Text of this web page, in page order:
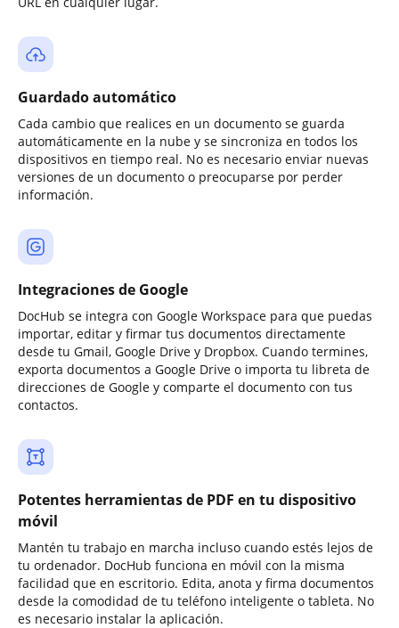
Guardado automático
Cada cambio que realices en un documento se guarda
automáticamente en la nube y se sincroniza en todos los
dispositivos en tiempo real. No es necesario enviar nuevas
versiones de un documento o preocuparse por perder
información.
Integraciones de Google
DocHub se integra con Google Workspace para que puedas
importar, editar y firmar tus documentos directamente
desde tu Gmail, Google Drive y Dropbox. Cuando termines,
exporta documentos a Google Drive o importa tu libreta de
direcciones de Google y comparte el documento con tus
contactos.
Potentes herramientas de PDF en tu dispositivo
móvil
Mantén tu trabajo en marcha incluso cuando estés lejos de
tu ordenador. DocHub funciona en móvil con la misma
facilidad que en escritorio. Edita, anota y firma documentos
desde la comodidad de tu teléfono inteligente o tableta. No
es necesario instalar la aplicación.